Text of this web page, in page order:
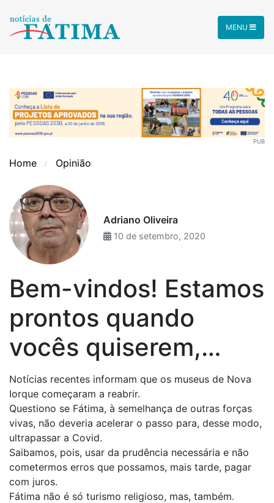
MENU
PUB
Home Opinião
Adriano Oliveira
10 de setembro, 2020
Bem-vindos! Estamos
prontos quando
vocês quiserem,…
Notícias recentes informam que os museus de Nova
Iorque começaram a reabrir.
Questiono se Fátima, à semelhança de outras forças
vivas, não deveria acelerar o passo para, desse modo,
ultrapassar a Covid.
Saibamos, pois, usar da prudência necessária e não
cometermos erros que possamos, mais tarde, pagar
com juros.
Fátima não é só turismo religioso, mas, também.